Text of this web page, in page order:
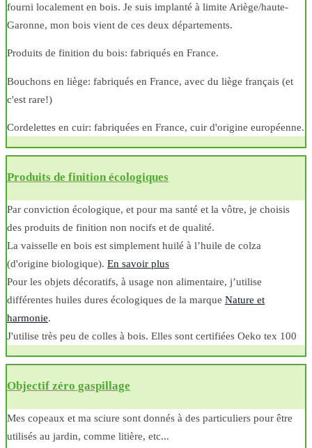
fourni localement en bois. Je suis implanté à limite Ariège/haute-
Garonne, mon bois vient de ces deux départements.
Produits de finition du bois: fabriqués en France.
Bouchons en liège: fabriqués en France, avec du liège français (et
c'est rare!)
Cordelettes en cuir: fabriquées en France, cuir d'origine européenne.
Produits de finition écologiques
Par conviction écologique, et pour ma santé et la vôtre, je choisis
des produits de finition non nocifs et de qualité.
La vaisselle en bois est simplement huilé à l’huile de colza
(d'origine biologique). En savoir plus
Pour les objets décoratifs, à usage non alimentaire, j’utilise
différentes huiles dures écologiques de la marque Nature et
harmonie.
J'utilise très peu de colles à bois. Elles sont certifiées Oeko tex 100
Objectif zéro gaspillage
Mes copeaux et ma sciure sont donnés à des particuliers pour être
utilisés au jardin, comme litière, etc...